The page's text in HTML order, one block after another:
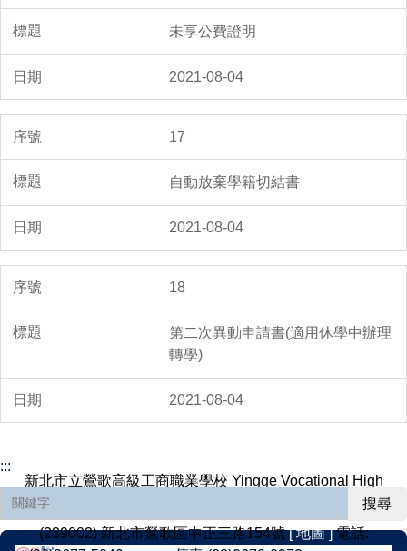
未享公費證明
2021-08-04
17
自動放棄學籍切結書
2021-08-04
18
第二次異動申請書(適用休學中辦理
轉學)
2021-08-04
:::
搜尋
新北市立鶯歌高級工商職業學校 Yingge Vocational High
(239002) 新北市鶯歌區中正三路154號[ 地圖 ]電話: